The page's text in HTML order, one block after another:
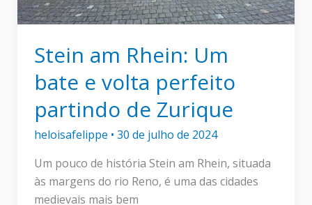
Stein am Rhein: Um
bate e volta perfeito
partindo de Zurique
heloisafelippe • 30 de julho de 2024
Um pouco de história Stein am Rhein, situada
às margens do rio Reno, é uma das cidades
medievais mais bem